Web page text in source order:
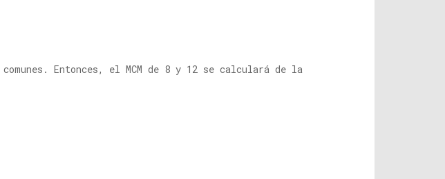
Entonces, el MCM de 8 y 12 se calculará de la